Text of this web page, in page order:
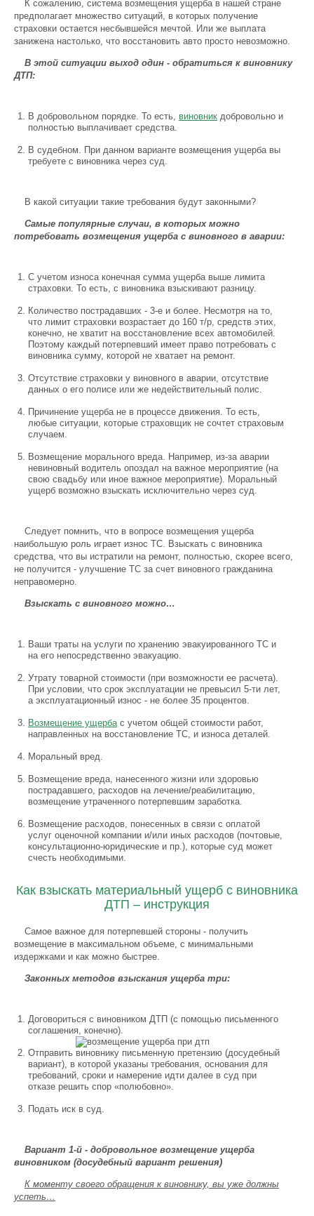
К сожалению, система возмещения ущерба в нашей стране
предполагает множество ситуаций, в которых получение
страховки остается несбывшейся мечтой. Или же выплата
занижена настолько, что восстановить авто просто невозможно.
В этой ситуации выход один - обратиться к виновнику
ДТП:
В добровольном порядке. То есть, виновник добровольно и
полностью выплачивает средства.
В судебном. При данном варианте возмещения ущерба вы
требуете с виновника через суд.
В какой ситуации такие требования будут законными?
Самые популярные случаи, в которых можно
потребовать возмещения ущерба с виновного в аварии:
С учетом износа конечная сумма ущерба выше лимита
страховки. То есть, с виновника взыскивают разницу.
Количество пострадавших - 3-е и более. Несмотря на то,
что лимит страховки возрастает до 160 т/р, средств этих,
конечно, не хватит на восстановление всех автомобилей.
Поэтому каждый потерпевший имеет право потребовать с
виновника сумму, которой не хватает на ремонт.
Отсутствие страховки у виновного в аварии, отсутствие
данных о его полисе или же недействительный полис.
Причинение ущерба не в процессе движения. То есть,
любые ситуации, которые страховщик не сочтет страховым
случаем.
Возмещение морального вреда. Например, из-за аварии
невиновный водитель опоздал на важное мероприятие (на
свою свадьбу или иное важное мероприятие). Моральный
ущерб возможно взыскать исключительно через суд.
Следует помнить, что в вопросе возмещения ущерба
наибольшую роль играет износ ТС. Взыскать с виновника
средства, что вы истратили на ремонт, полностью, скорее всего,
не получится - улучшение ТС за счет виновного гражданина
неправомерно.
Взыскать с виновного можно…
Ваши траты на услуги по хранению эвакуированного ТС и
на его непосредственно эвакуацию.
Утрату товарной стоимости (при возможности ее расчета).
При условии, что срок эксплуатации не превысил 5-ти лет,
а эксплуатационный износ - не более 35 процентов.
Возмещение ущербас учетом общей стоимости работ,
направленных на восстановление ТС, и износа деталей.
Моральный вред.
Возмещение вреда, нанесенного жизни или здоровью
пострадавшего, расходов на лечение/реабилитацию,
возмещение утраченного потерпевшим заработка.
Возмещение расходов, понесенных в связи с оплатой
услуг оценочной компании и/или иных расходов (почтовые,
консультационно-юридические и пр.), которые суд может
счесть необходимыми.
Как взыскать материальный ущерб с виновника
ДТП – инструкция
Самое важное для потерпевшей стороны - получить
возмещение в максимальном объеме, с минимальными
издержками и как можно быстрее.
Законных методов взыскания ущерба три:
Договориться с виновником ДТП (с помощью письменного
соглашения, конечно).
Отправить виновнику письменную претензию (досудебный
вариант), в которой указаны требования, основания для
требований, сроки и намерение идти далее в суд при
отказе решить спор «полюбовно».
Подать иск в суд.
Вариант 1-й - добровольное возмещение ущерба
виновником (досудебный вариант решения)
К моменту своего обращения к виновнику, вы уже должны
успеть…